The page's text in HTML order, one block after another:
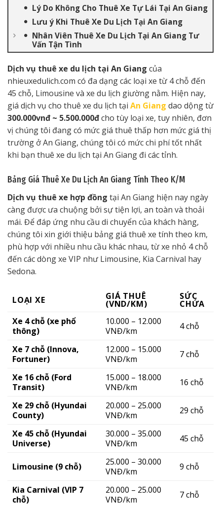
Lý Do Không Cho Thuê Xe Tự Lái Tại An Giang
Lưu ý Khi Thuê Xe Du Lịch Tại An Giang
Nhân Viên Thuê Xe Du Lịch Tại An Giang Tư
Vấn Tận Tình
Dịch vụ thuê xe du lịch tại An Giang của
nhieuxedulich.com có đa dạng các loại xe từ 4 chỗ đến
45 chỗ, Limousine và xe du lịch giường nằm. Hiện nay,
giá dịch vụ cho thuê xe du lịch tại An Giang dao dộng từ
300.000vnđ ~ 5.500.000đcho tùy loại xe, tuy nhiên, đơn
vị chúng tôi đang có mức giá thuê thấp hơn mức giá thị
trường ở An Giang, chúng tôi có mức chi phí tốt nhất
khi bạn thuê xe du lịch tại An Giang đi các tỉnh.
Bảng Giá Thuê Xe Du Lịch An Giang Tính Theo K/M
Dịch vụ thuê xe hợp đồng tại An Giang hiện nay ngày
càng được ưa chuộng bởi sự tiện lợi, an toàn và thoải
mái. Để đáp ứng nhu cầu di chuyển của khách hàng,
chúng tôi xin giới thiệu bảng giá thuê xe tính theo km,
phù hợp với nhiều nhu cầu khác nhau, từ xe nhỏ 4 chỗ
đến các dòng xe VIP như Limousine, Kia Carnival hay
Sedona.
LOẠI XE GIÁ THUÊ
(VND/KM)
SỨC
CHỨA
Xe 4 chỗ (xe phổ
thông)
10.000 – 12.000
VNĐ/km
4 chỗ
Xe 7 chỗ (Innova,
Fortuner)
12.000 – 15.000
VNĐ/km
7 chỗ
Xe 16 chỗ (Ford
Transit)
15.000 – 18.000
VNĐ/km
16 chỗ
Xe 29 chỗ (Hyundai
County)
20.000 – 25.000
VNĐ/km
29 chỗ
Xe 45 chỗ (Hyundai
Universe)
30.000 – 35.000
VNĐ/km
45 chỗ
Limousine (9 chỗ)
25.000 – 30.000
VNĐ/km
9 chỗ
Kia Carnival (VIP 7
chỗ)
20.000 – 25.000
VNĐ/km
7 chỗ